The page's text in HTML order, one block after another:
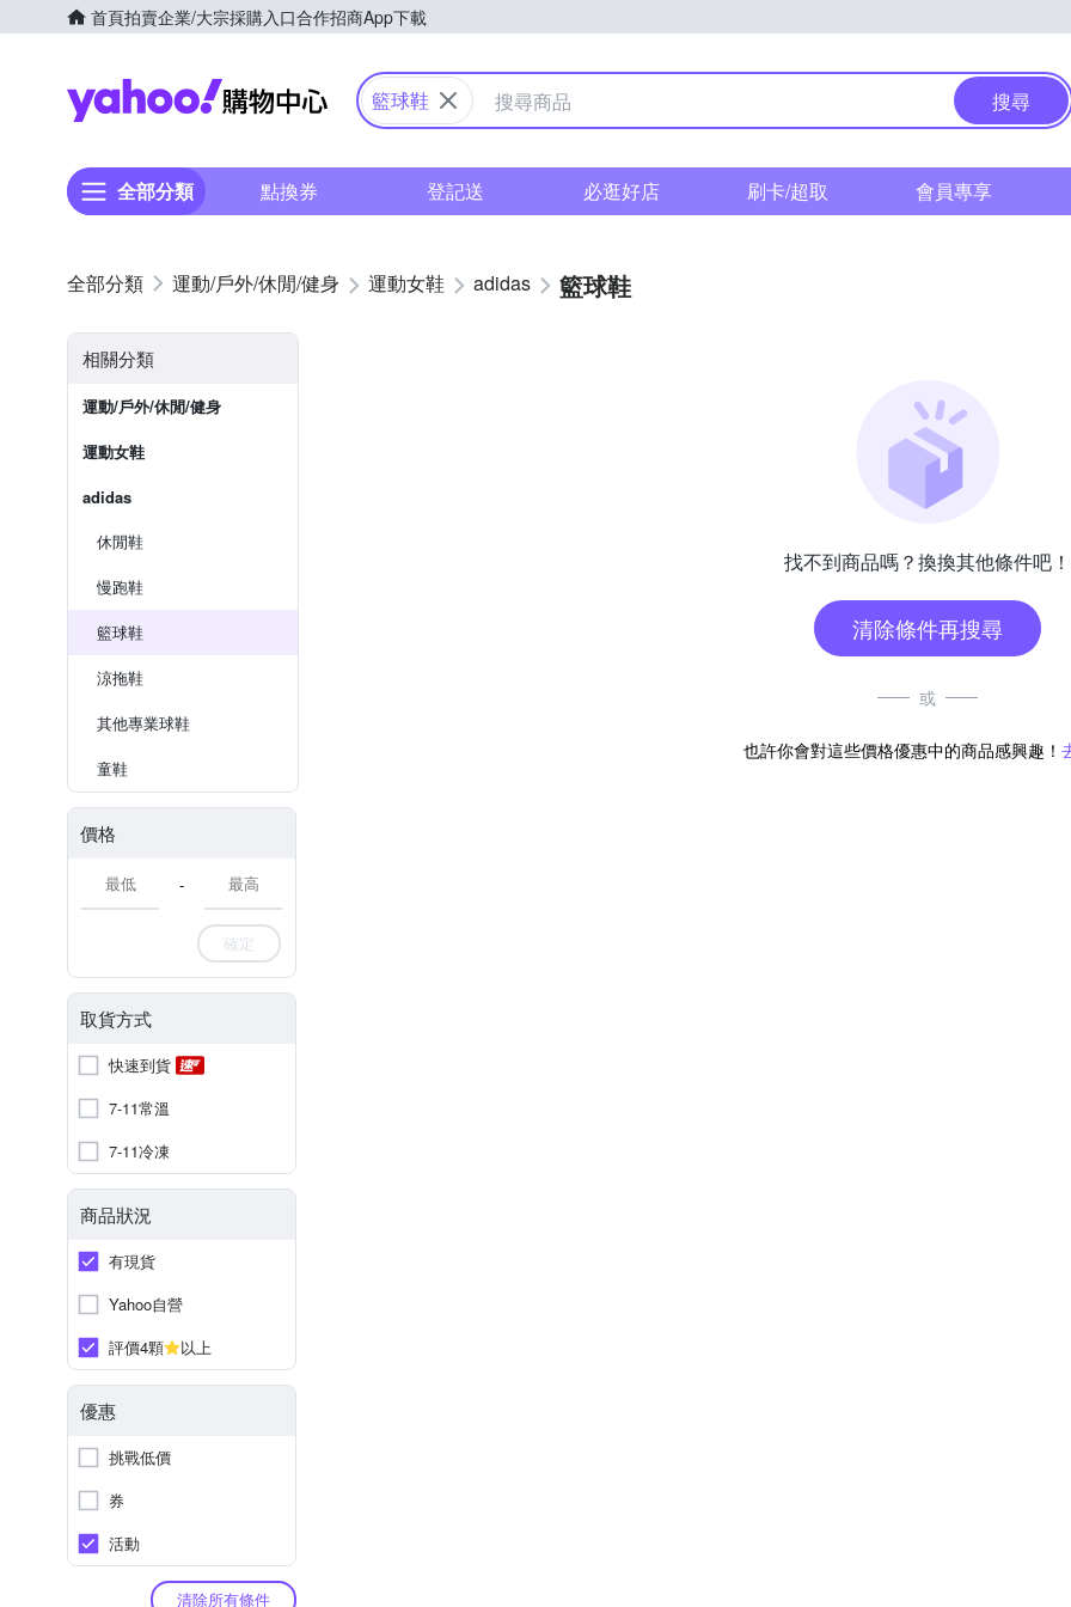
首頁拍賣企業/大宗採購入口合作招商App下載
Yahoo購物中心
籃球鞋 搜尋
全部分類 點換券 登記送 必逛好店 刷卡/超取 會員專享
運動/戶外/休閒/健身 運動女鞋 adidas 籃球鞋
相關分類
運動/戶外/休閒/健身
運動女鞋
adidas
休閒鞋
慢跑鞋
籃球鞋
涼拖鞋
其他專業球鞋
童鞋
價格
-
確定
取貨方式
快速到貨
7-11常溫
7-11冷凍
商品狀況
有現貨
Yahoo自營
評價4顆
以上
優惠
挑戰低價
券
活動
清除所有條件
找不到商品嗎？換換其他條件吧！
清除條件再搜尋
或
也許你會對這些價格優惠中的商品感興趣！